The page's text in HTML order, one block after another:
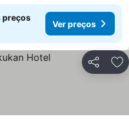
preços
Ver preços
Partilhar